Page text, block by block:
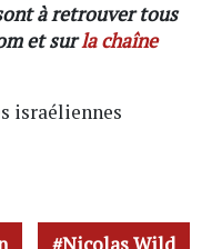
à retrouver tous
et surla chaîne
israéliennes